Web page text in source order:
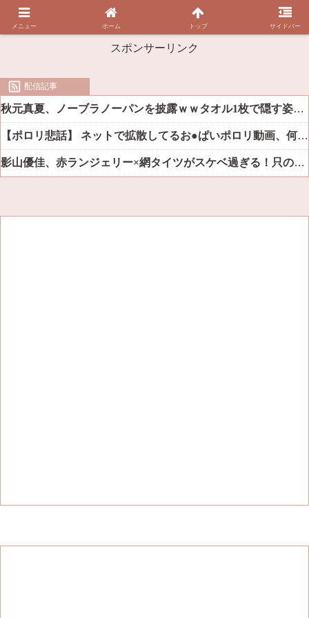
スポンサーリンク
配信記事
秋元真夏、ノーブラノーパンを披露ｗｗタオル1枚で隠す姿がほぼA●女優・・
【ポロリ悲話】 ネットで拡散してるお●ぱいポロリ動画、何故か叩かれる・・・
影山優佳、赤ランジェリー×網タイツがスケベ過ぎる！只の痴女だろ・・・
メニュー ホーム トップ サイドバー